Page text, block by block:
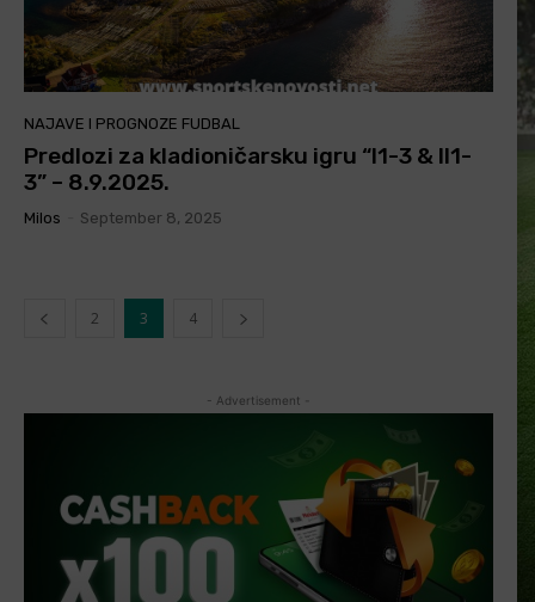
NAJAVE I PROGNOZE FUDBAL
Predlozi za kladioničarsku igru “I1-3 & II1-
3” – 8.9.2025.
Milos September 8, 2025
2 3 4
- Advertisement -